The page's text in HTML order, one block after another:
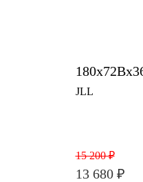
JLL
15 200 ₽
13 680 ₽